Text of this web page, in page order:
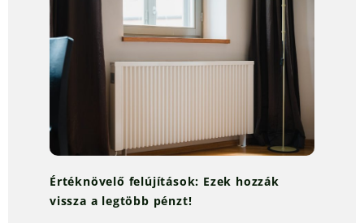
Értéknövelő felújítások: Ezek hozzák
vissza a legtöbb pénzt!